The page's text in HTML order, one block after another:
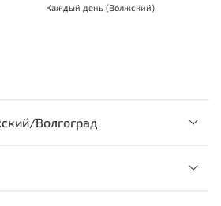
Волгоград
Каждый день (Волжский)